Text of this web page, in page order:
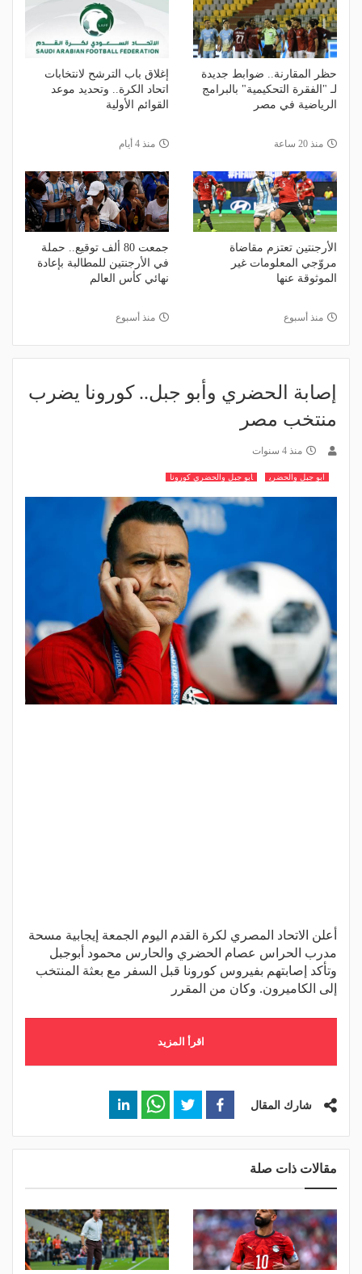
حظر المقارنة.. ضوابط جديدة
لـ "الفقرة التحكيمية" بالبرامج
الرياضية في مصر
منذ 20 ساعة
إغلاق باب الترشح لانتخابات
اتحاد الكرة.. وتحديد موعد
القوائم الأولية
منذ 4 أيام
الأرجنتين تعتزم مقاضاة
مروّجي المعلومات غير
الموثوقة عنها
منذ أسبوع
جمعت 80 ألف توقيع.. حملة
في الأرجنتين للمطالبة بإعادة
نهائي كأس العالم
منذ أسبوع
إصابة الحضري وأبو جبل.. كورونا يضرب
منتخب مصر
منذ 4 سنوات
ابو جبل والحضري ابو جبل والحضري كورونا
أعلن الاتحاد المصري لكرة القدم اليوم الجمعة إيجابية مسحة
مدرب الحراس عصام الحضري والحارس محمود أبوجبل
وتأكد إصابتهم بفيروس كورونا قبل السفر مع بعثة المنتخب
إلى الكاميرون. وكان من المقرر
اقرأ المزيد
شارك المقال
مقالات ذات صلة